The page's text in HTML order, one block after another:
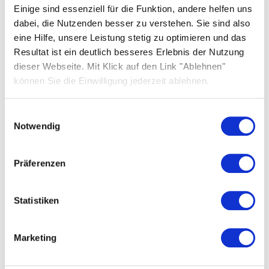
Einige sind essenziell für die Funktion, andere helfen uns
dabei, die Nutzenden besser zu verstehen. Sie sind also
eine Hilfe, unsere Leistung stetig zu optimieren und das
Resultat ist ein deutlich besseres Erlebnis der Nutzung
dieser Webseite. Mit Klick auf den Link "Ablehnen"
können Sie die Einwilligung jederzeit ablehnen.
Notwendig
Präferenzen
Statistiken
Marketing
Sparen mit Rabot Energy
Rabot Energy gehört zu den größten Anbietern
den Tarif über Solarwatt abschließen, profitieren Sie
von exklusiven Vorteilen:
Keine Servicegebühr